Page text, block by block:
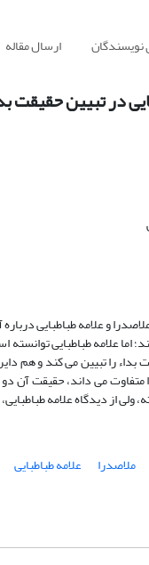
نویسندگان ارسال مقاله
در تبیین حقیقت
و علامه طباطبایی
اما علامه طباطبایی
از آیه 39 سوره رعد، هم حقیقت
می داند، حقیقت آن
ولی از دیدگاه علامه
ملاصدرا
علامه طباطبایی